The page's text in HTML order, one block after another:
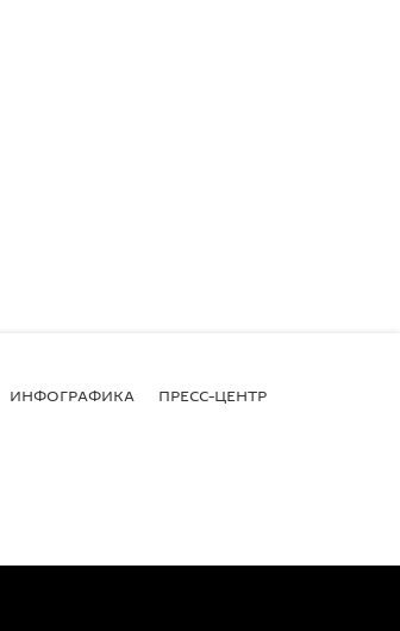
ИНФОГРАФИКА ПРЕСС-ЦЕНТР